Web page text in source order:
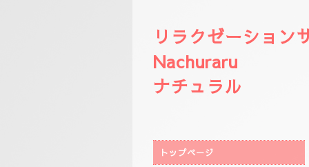
リラクゼーション
Nachuraru
ナチュラル
トップページ